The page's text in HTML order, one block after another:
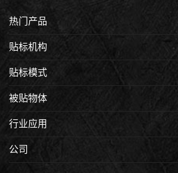
热门产品
贴标机构
贴标模式
被贴物体
行业应用
公司